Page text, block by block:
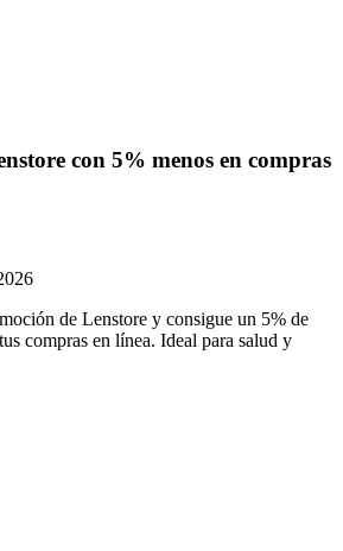
con 5% menos en compras
de Lenstore y consigue un 5% de
compras en línea. Ideal para salud y